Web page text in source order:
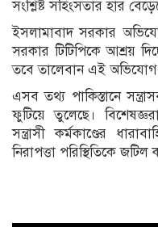
সংশ্লিষ্ট সহিংসতার হার
ইসলামাবাদ সরকার
সরকার টিটিপিকে আশ্রয়
তবে তালেবান এই অভিযোগ
এসব তথ্য পাকিস্তানে
ফুটিয়ে তুলেছে।
সন্ত্রাসী কর্মকাণ্ডের
নিরাপত্তা পরিস্থিতিকে